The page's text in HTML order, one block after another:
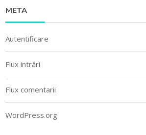
META
Autentificare
Flux intrări
Flux comentarii
WordPress.org